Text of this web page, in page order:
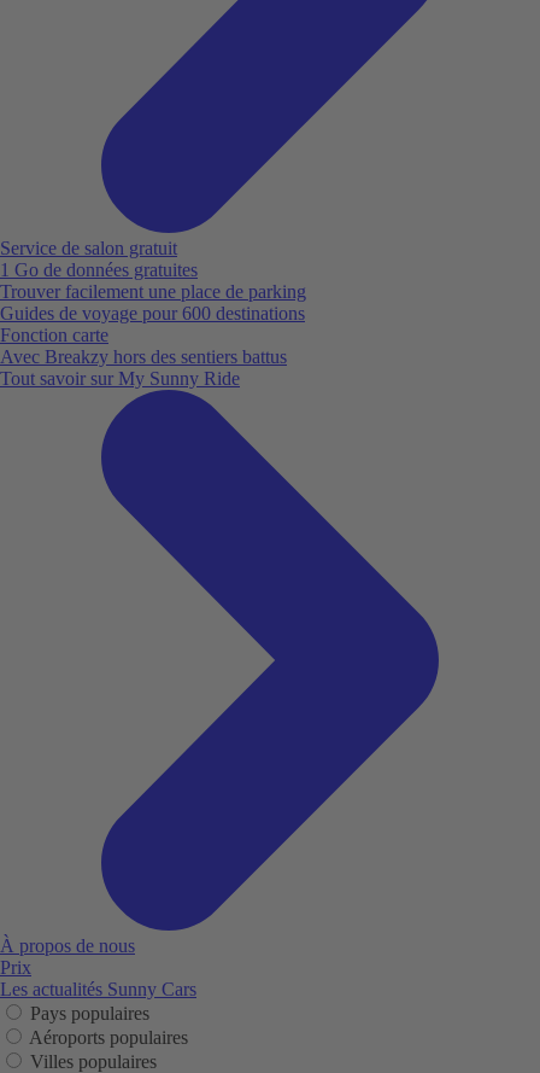
Service de salon gratuit
1 Go de données gratuites
Trouver facilement une place de parking
Guides de voyage pour 600 destinations
Fonction carte
Avec Breakzy hors des sentiers battus
Tout savoir sur My Sunny Ride
À propos de nous
Prix
Les actualités Sunny Cars
Pays populaires
Aéroports populaires
Villes populaires